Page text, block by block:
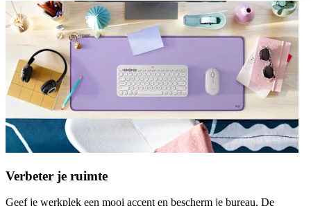
Verbeter je ruimte
Geef je werkplek een mooi accent en bescherm je bureau. De